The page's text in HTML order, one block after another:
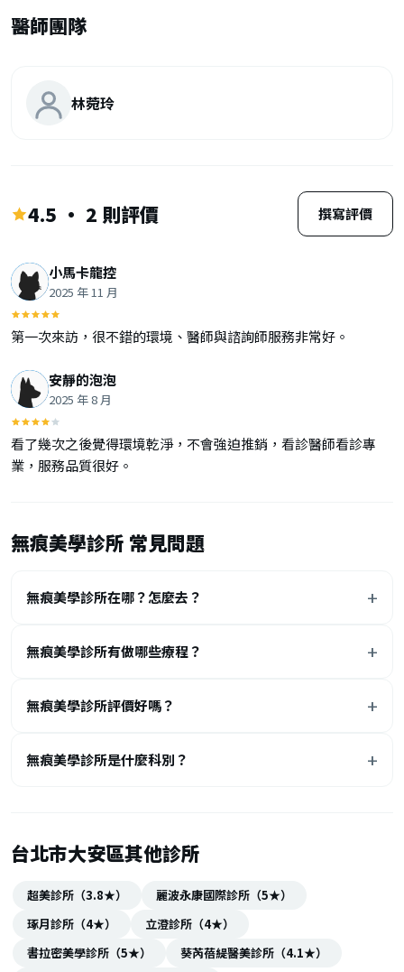
醫師團隊
林菀玲
4.5 · 2 則評價 撰寫評價
小馬卡龍控
2025 年 11 月
第一次來訪，很不錯的環境、醫師與諮詢師服務非常好。
安靜的泡泡
2025 年 8 月
看了幾次之後覺得環境乾淨，不會強迫推銷，看診醫師看診專
業，服務品質很好。
無痕美學診所 常見問題
無痕美學診所在哪？怎麼去？
無痕美學診所有做哪些療程？
無痕美學診所評價好嗎？
無痕美學診所是什麼科別？
台北市大安區其他診所
超美診所（3.8★）
麗波永康國際診所（5★）
琢月診所（4★）
立澄診所（4★）
書拉密美學診所（5★）
葵芮蓓緹醫美診所（4.1★）